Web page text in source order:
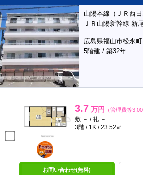
山陽本線（ＪＲ西
ＪＲ山陽新幹線 新
広島県福山市松永
5階建 / 築32年
3.7 万円 （管理費等
敷 － / 礼 －
3階 / 1K / 23.52㎡
ポンタ
部屋
お問い合わせ(無料)